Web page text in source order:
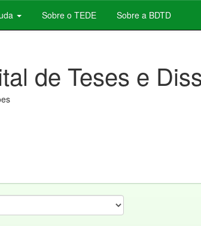
Sobre o TEDE Sobre a BDTD
de Teses e